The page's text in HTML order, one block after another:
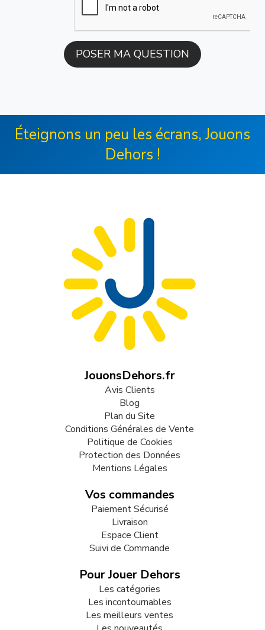
Éteignons un peu les écrans, Jouons
Dehors !
JouonsDehors.fr
Avis Clients
Blog
Plan du Site
Conditions Générales de Vente
Politique de Cookies
Protection des Données
Mentions Légales
Vos commandes
Paiement Sécurisé
Livraison
Espace Client
Suivi de Commande
Pour Jouer Dehors
Les catégories
Les incontournables
Les meilleurs ventes